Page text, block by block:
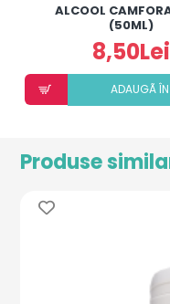
ALCOOL
(50ML)
8,50Lei
ADAUGÃ
Produse